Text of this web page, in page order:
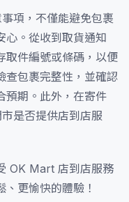
項，不僅能避免包裹
心。從收到取貨通知
取件編號或條碼，以便
查包裹完整性，並確認
預期。此外，在寄件
是否提供店到店服
OK Mart 店到店服務
更愉快的體驗！